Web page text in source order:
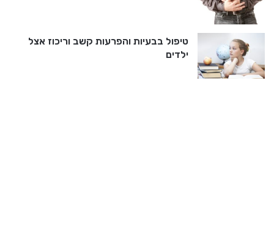
טיפול בבעיות והפרעות קשב וריכוז אצל
ילדים